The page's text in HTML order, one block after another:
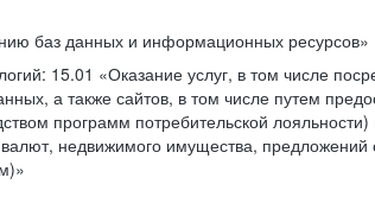
баз данных и информационных ресурсов»
15.01 «Оказание услуг, в том числе
а также сайтов, в том числе путем
программ потребительской
недвижимого имущества, предложений